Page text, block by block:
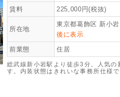
賃料 225,000 円(税抜)
所在地
東京都葛飾区 新小岩
後に表示
前業態 住居
総武線新小岩駅より徒歩3分。人気
す。内装状態はきれいな事務所仕様